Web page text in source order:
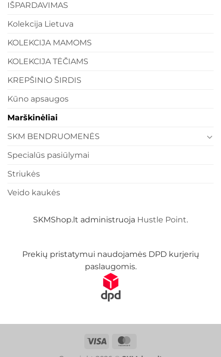
IŠPARDAVIMAS
Kolekcija Lietuva
KOLEKCIJA MAMOMS
KOLEKCIJA TĖČIAMS
KREPŠINIO ŠIRDIS
Kūno apsaugos
Marškinėliai
SKM BENDRUOMENĖS
Specialūs pasiūlymai
Striukės
Veido kaukės
SKMShop.lt administruoja Hustle Point.
Prekių pristatymui naudojamės DPD kurjerių
paslaugomis.